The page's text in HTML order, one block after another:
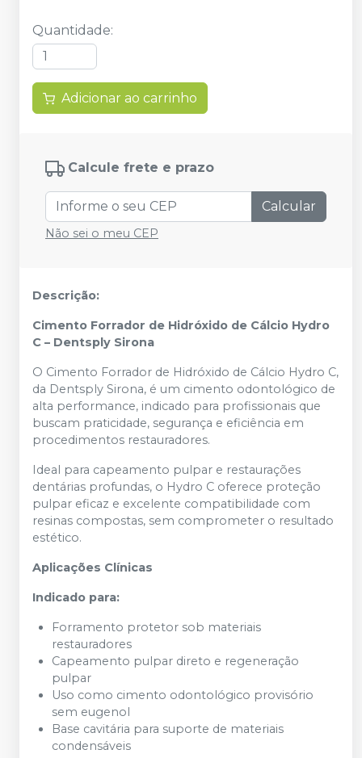
Quantidade:
Adicionar ao carrinho
Calcule frete e prazo
Calcular
Não sei o meu CEP
Descrição:
Cimento Forrador de Hidróxido de Cálcio Hydro
C – Dentsply Sirona
O Cimento Forrador de Hidróxido de Cálcio Hydro C,
da Dentsply Sirona, é um cimento odontológico de
alta performance, indicado para profissionais que
buscam praticidade, segurança e eficiência em
procedimentos restauradores.
Ideal para capeamento pulpar e restaurações
dentárias profundas, o Hydro C oferece proteção
pulpar eficaz e excelente compatibilidade com
resinas compostas, sem comprometer o resultado
estético.
Aplicações Clínicas
Indicado para:
Forramento protetor sob materiais
restauradores
Capeamento pulpar direto e regeneração
pulpar
Uso como cimento odontológico provisório
sem eugenol
Base cavitária para suporte de materiais
condensáveis